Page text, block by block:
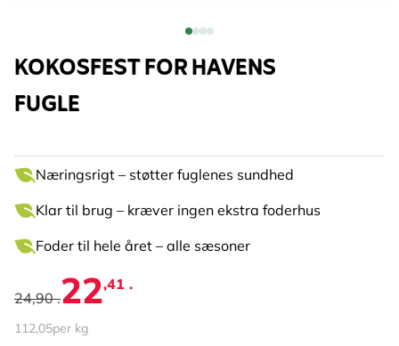
KOKOSFEST FOR HAVENS
FUGLE
Næringsrigt – støtter fuglenes sundhed
Klar til brug – kræver ingen ekstra foderhus
Foder til hele året – alle sæsoner
24,90 .22,41 .
112,05per kg